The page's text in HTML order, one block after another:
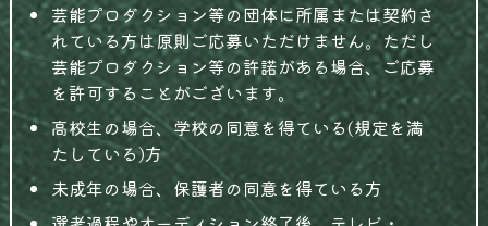
芸能プロダクション等の団体に所属または契約さ
れている方は原則ご応募いただけません。ただし
芸能プロダクション等の許諾がある場合、ご応募
を許可することがございます。
高校生の場合、学校の同意を得ている(規定を満
たしている)方
未成年の場合、保護者の同意を得ている方